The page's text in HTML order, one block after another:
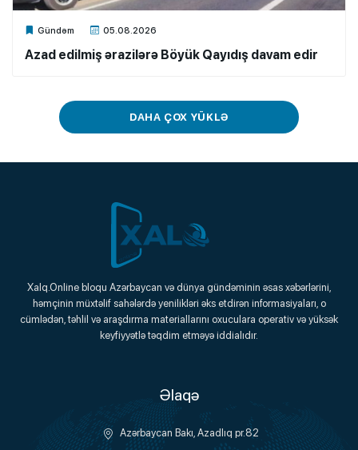
Gündəm 05.08.2026
Xalq.Online
Azad edilmiş ərazilərə Böyük Qayıdış davam edir
DAHA ÇOX YÜKLƏ
Xalq.Online
Onlayn Platforma
Xalq.Online bloqu Azərbaycan və dünya gündəminin əsas xəbərlərini,
həmçinin müxtəlif sahələrdə yenilikləri əks etdirən informasiyaları, o
cümlədən, təhlil və araşdırma materiallarını oxuculara operativ və yüksək
keyfiyyətlə təqdim etməyə iddialıdır.
Əlaqə
Azərbaycan Bakı, Azadlıq pr.82